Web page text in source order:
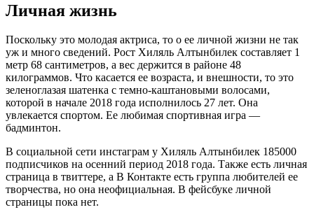
Личная жизнь
Поскольку это молодая актриса, то о ее личной жизни не так
уж и много сведений. Рост Хиляль Алтынбилек составляет 1
метр 68 сантиметров, а вес держится в районе 48
килограммов. Что касается ее возраста, и внешности, то это
зеленоглазая шатенка с темно-каштановыми волосами,
которой в начале 2018 года исполнилось 27 лет. Она
увлекается спортом. Ее любимая спортивная игра —
бадминтон.
В социальной сети инстаграм у Хиляль Алтынбилек 185000
подписчиков на осенний период 2018 года. Также есть личная
страница в твиттере, а В Контакте есть группа любителей ее
творчества, но она неофициальная. В фейсбуке личной
страницы пока нет.